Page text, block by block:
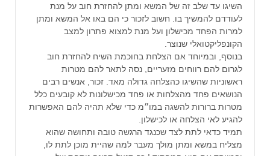
השיגו עד שלב זה של המשא ומתן להחזרת חוב על מנת
לעודדם להמשיך בו. חשוב לזכור כי הם באו אל המשא ומתן
למרות הפחד מכישלון ועל מנת למצוא פתרון למצב
הקונפליקטואלי שנוצר.
בנוסף, ובמיוחד אם הצלחת בחוכמת השיח להחזרת חוב
לגרום להם רווחים מזעריים, נסה לתאר להם מטרות
ראשוניות שהשיגו כהצלחה גדולה מאד. זכור, אנשים רבים
הנושאים פחד מהצלחות או פחד מכישלונות לא קובעים כלל
מטרות ברורות להשגה במו״מ כדי שלא תהיה להם האפשרות
להגיע לאי הצלחה או לכישלון.
תמיד כדאי לתת לצד שכנגד הרגשה טובה ותחושה שהוא
מצליח במשא ומתן מולך מעבר למה שהיית מוכן לתת לו,